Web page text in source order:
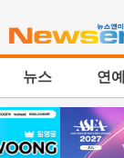
뉴스 연예